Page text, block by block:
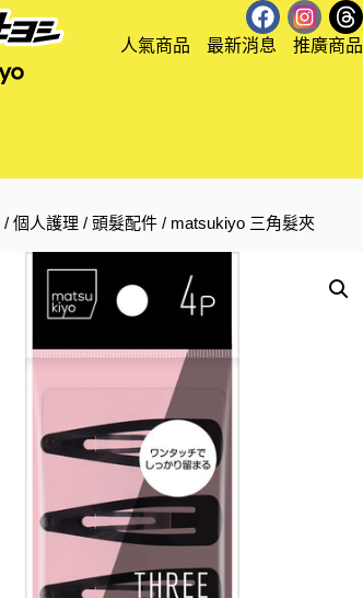
人氣商品 最新消息 推廣商品
/個人護理 /頭髮配件 / matsukiyo 三角髮夾